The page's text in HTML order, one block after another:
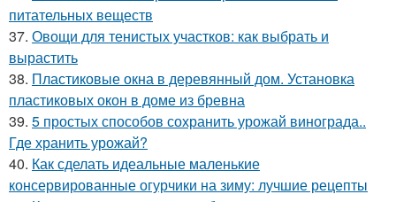
питательных веществ
37. Овощи для тенистых участков: как выбрать и
вырастить
38. Пластиковые окна в деревянный дом. Установка
пластиковых окон в доме из бревна
39. 5 простых способов сохранить урожай винограда..
Где хранить урожай?
40. Как сделать идеальные маленькие
консервированные огурчики на зиму: лучшие рецепты